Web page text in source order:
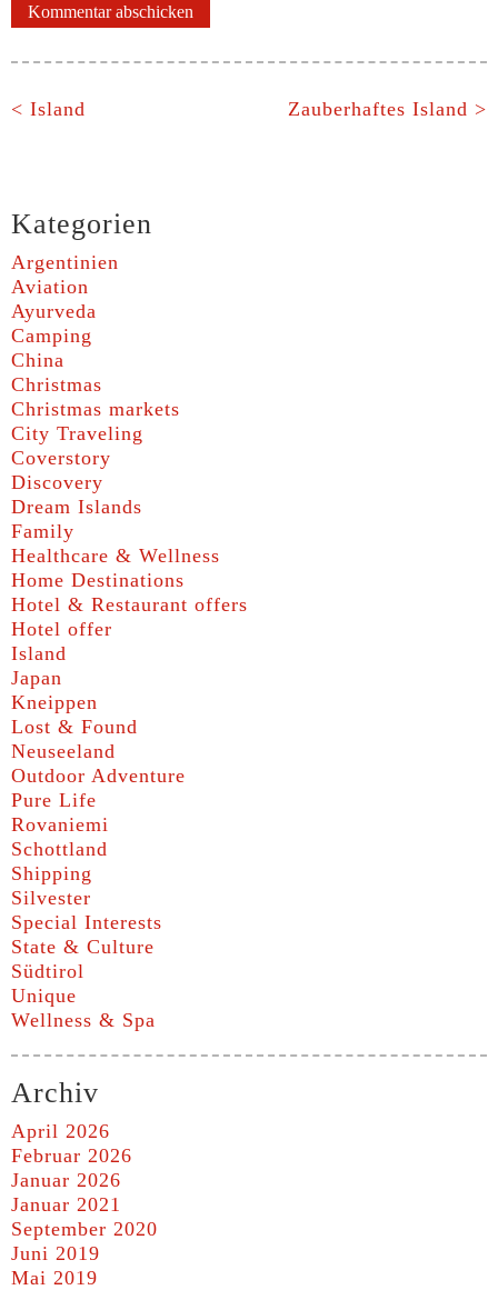
< Island Zauberhaftes Island >
Kategorien
Argentinien
Aviation
Ayurveda
Camping
China
Christmas
Christmas markets
City Traveling
Coverstory
Discovery
Dream Islands
Family
Healthcare & Wellness
Home Destinations
Hotel & Restaurant offers
Hotel offer
Island
Japan
Kneippen
Lost & Found
Neuseeland
Outdoor Adventure
Pure Life
Rovaniemi
Schottland
Shipping
Silvester
Special Interests
State & Culture
Südtirol
Unique
Wellness & Spa
Archiv
April 2026
Februar 2026
Januar 2026
Januar 2021
September 2020
Juni 2019
Mai 2019